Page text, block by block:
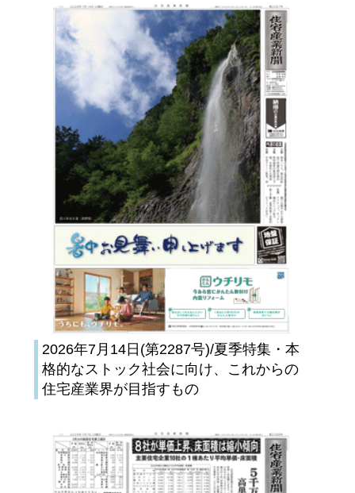
2026年7月14日(第2287号)/夏季特集・本
格的なストック社会に向け、これからの
住宅産業界が目指すもの